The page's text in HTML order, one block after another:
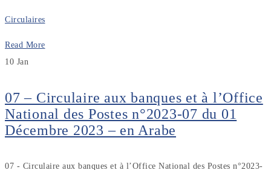
Circulaires
Read More
10 Jan
07 – Circulaire aux banques et à l’Office
National des Postes n°2023-07 du 01
Décembre 2023 – en Arabe
07 - Circulaire aux banques et à l’Office National des Postes n°2023-